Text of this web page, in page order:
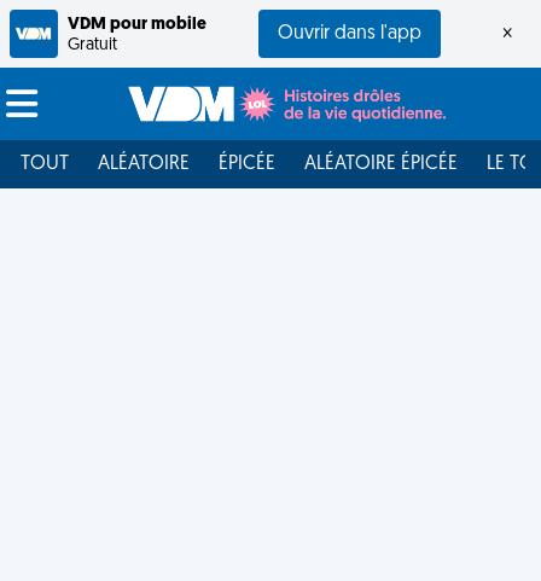
VDM pour mobile
Gratuit
Ouvrir dans l'app ×
TOUT ALÉATOIRE ÉPICÉE ALÉATOIRE ÉPICÉE LE